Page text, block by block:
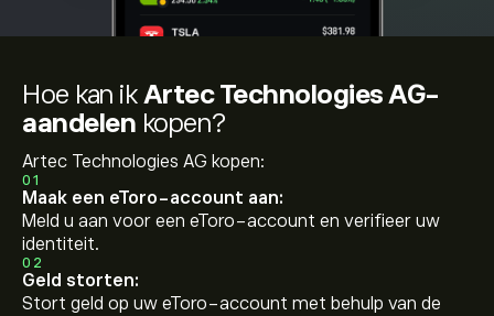
Hoe kan ik Artec Technologies AG-
aandelen kopen?
Artec Technologies AG kopen:
01
Maak een eToro-account aan:
Meld u aan voor een eToro-account en verifieer uw
identiteit.
02
Geld storten:
Stort geld op uw eToro-account met behulp van de